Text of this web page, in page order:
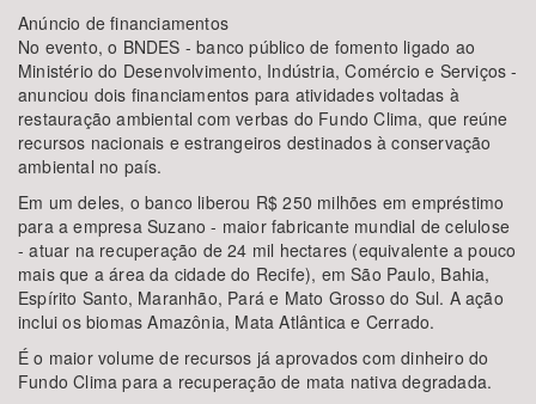
Anúncio de financiamentos
No evento, o BNDES - banco público de fomento ligado ao
Ministério do Desenvolvimento, Indústria, Comércio e Serviços -
anunciou dois financiamentos para atividades voltadas à
restauração ambiental com verbas do Fundo Clima, que reúne
recursos nacionais e estrangeiros destinados à conservação
ambiental no país.
Em um deles, o banco liberou R$ 250 milhões em empréstimo
para a empresa Suzano - maior fabricante mundial de celulose
- atuar na recuperação de 24 mil hectares (equivalente a pouco
mais que a área da cidade do Recife), em São Paulo, Bahia,
Espírito Santo, Maranhão, Pará e Mato Grosso do Sul. A ação
inclui os biomas Amazônia, Mata Atlântica e Cerrado.
É o maior volume de recursos já aprovados com dinheiro do
Fundo Clima para a recuperação de mata nativa degradada.